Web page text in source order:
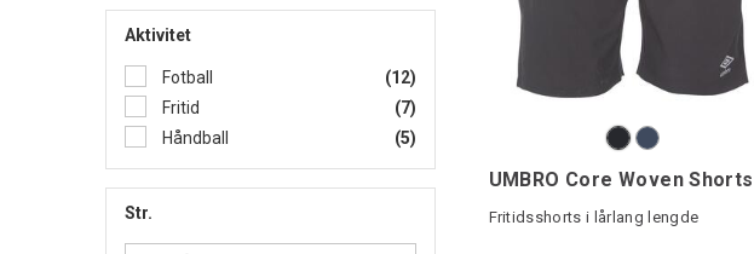
Aktivitet
Fotball
(12)
Fritid
(7)
Håndball
(5)
Str.
UMBRO Core Woven Shorts
Fritidsshorts i lårlang lengde